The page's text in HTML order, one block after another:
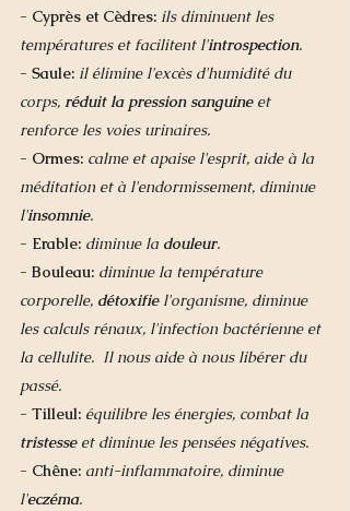
- Cyprès et Cèdres: ils diminuent les
températures et facilitent l'introspection.
- Saule: il élimine l'excès d'humidité du
corps, réduit la pression sanguine et
renforce les voies urinaires.
- Ormes: calme et apaise l'esprit, aide à la
méditation et à l'endormissement, diminue
l'insomnie.
- Erable: diminue la douleur.
- Bouleau: diminue la température
corporelle, détoxifie l'organisme, diminue
les calculs rénaux, l'infection bactérienne et
la cellulite.  Il nous aide à nous libérer du
passé.
- Tilleul: équilibre les énergies, combat la
tristesse et diminue les pensées négatives.
- Chêne: anti-inflammatoire, diminue
l'eczéma.